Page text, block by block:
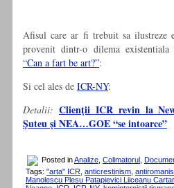
Afisul care ar fi trebuit sa ilustreze
provenit dintr-o dilema
“Can a fart be art?”:
Si cel ales de ICR-NY:
Detalii: Clienţii ICR revin la
Şuteu şi NEA…GOE “se intoarce”
Posted inAnalize Colimatorul
Tags: "arta" ICR anticrestinism
Manolescu Plesu Patapievici Liiceanu